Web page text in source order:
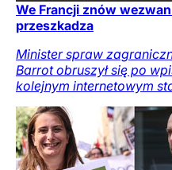
We Francji znów
przeszkadza
Minister spraw
Barrot obruszył się po
kolejnym internetowym